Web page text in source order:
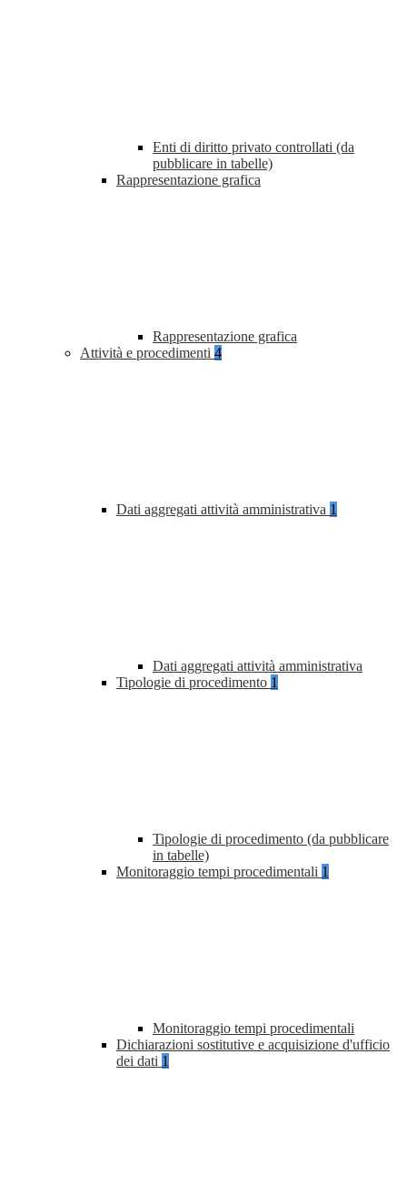
Enti di diritto privato controllati (da
pubblicare in tabelle)
Rappresentazione grafica
Rappresentazione grafica
Attività e procedimenti 4
Dati aggregati attività amministrativa 1
Dati aggregati attività amministrativa
Tipologie di procedimento 1
Tipologie di procedimento (da pubblicare
in tabelle)
Monitoraggio tempi procedimentali 1
Monitoraggio tempi procedimentali
Dichiarazioni sostitutive e acquisizione d'ufficio
dei dati 1